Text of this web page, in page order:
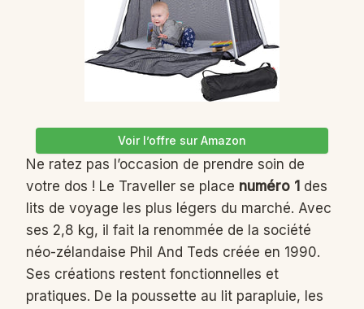
Voir l’offre sur Amazon
Ne ratez pas l’occasion de prendre soin de
votre dos ! Le Traveller se place numéro 1 des
lits de voyage les plus légers du marché. Avec
ses 2,8 kg, il fait la renommée de la société
néo-zélandaise Phil And Teds créée en 1990.
Ses créations restent fonctionnelles et
pratiques. De la poussette au lit parapluie, les